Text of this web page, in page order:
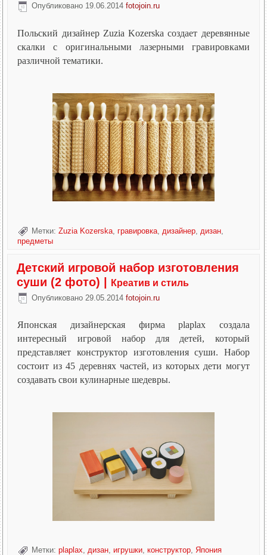
Опубликовано 19.06.2014 fotojoin.ru
Польский дизайнер Zuzia Kozerska создает деревянные
скалки с оригинальными лазерными гравировками
различной тематики.
Метки: Zuzia Kozerska гравировка дизайнер дизан
предметы
Детский игровой набор изготовления
суши (2 фото)
Креатив и стиль
Опубликовано 29.05.2014 fotojoin.ru
Японская дизайнерская фирма plaplax создала
интересный игровой набор для детей, который
представляет конструктор изготовления суши. Набор
состоит из 45 деревнях частей, из которых дети могут
создавать свои кулинарные шедевры.
Метки: plaplax,дизан, игрушки,конструктор,Япония